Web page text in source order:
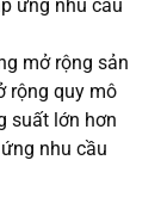
ứng nhu cầu
mở rộng sản
rộng quy mô
suất lớn hơn
nhu cầu